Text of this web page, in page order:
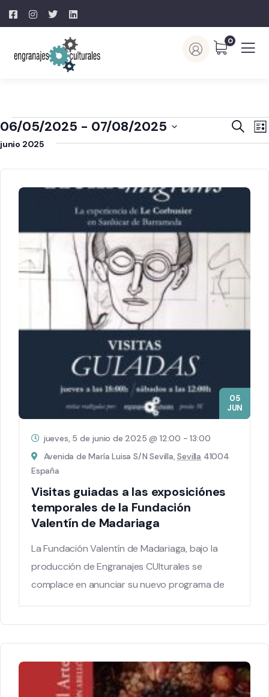
0
de
y
vistas
Buscar
06/05/2025 - 07/08/2025
Selecciona
junio 2025
05
JUN
jueves, 5 de junio de 2025 @ 12:00 -13:00
Avenida de María Luisa S/N Sevilla,Sevilla 41004
España
Visitas guiadas a las exposiciónes
temporales de la Fundación
Valentín de Madariaga
La Fundación Valentín de Madariaga, bajo la
producción de Engranajes CUlturales se
complace en anunciar su nuevo programa de